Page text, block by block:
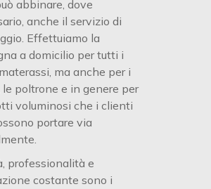
abbinare, dove
anche il servizio di
Effettuiamo la
a domicilio per tutti i
ma anche per i
poltrone e in genere per
voluminosi che i clienti
portare via
professionalità e
costante sono i